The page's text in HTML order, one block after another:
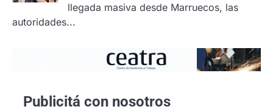
llegada masiva desde Marruecos, las
autoridades...
Publicitá con nosotros